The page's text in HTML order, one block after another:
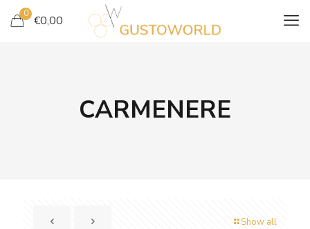
0 €0,00
CARMENERE
Show all